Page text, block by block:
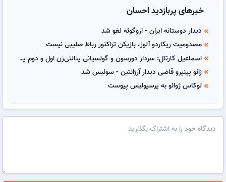
خبرهای پربازدید احسان
double_arrow دیدار دوستانه ایران - اروگوئه لغو شد
double_arrow مصدومیت ریکاردو آلوز، بازیکن تراکتور رباط صلیبی نیست
double_arrow اسماعیل کارتال: سردار دورسون و گولسیانی پنالتی‌زن اول و دوم پرسپولیس هستند
double_arrow ژائو پینیرو قاضی دیدار آرژانتین - سوئیس شد
double_arrow لوکاس ژوائو به پرسپولیس پیوست